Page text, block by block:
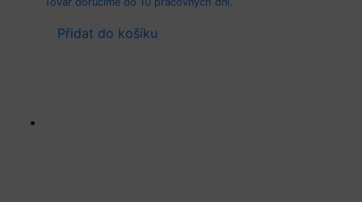
Přidat do košíku